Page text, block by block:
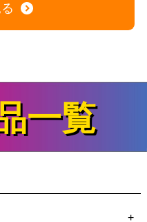
一覧
+